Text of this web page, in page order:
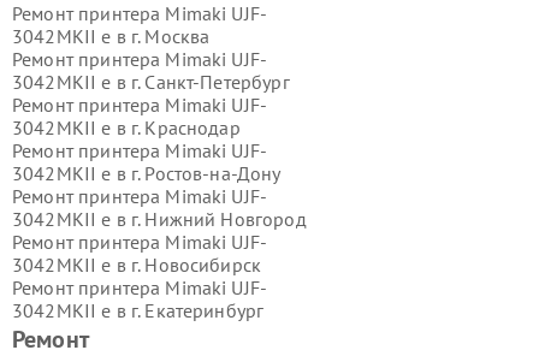
Ремонт
Ремонт принтера Mimaki UJF-
3042MKII e в г. Москва
Ремонт принтера Mimaki UJF-
3042MKII e в г. Санкт-Петербург
Ремонт принтера Mimaki UJF-
3042MKII e в г. Краснодар
Ремонт принтера Mimaki UJF-
3042MKII e в г. Ростов-на-Дону
Ремонт принтера Mimaki UJF-
3042MKII e в г. Нижний Новгород
Ремонт принтера Mimaki UJF-
3042MKII e в г. Новосибирск
Ремонт принтера Mimaki UJF-
3042MKII e в г. Екатеринбург
Ремонт принтера Mimaki UJF-